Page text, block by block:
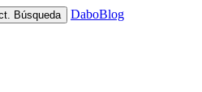
Búsqueda DaboBlog